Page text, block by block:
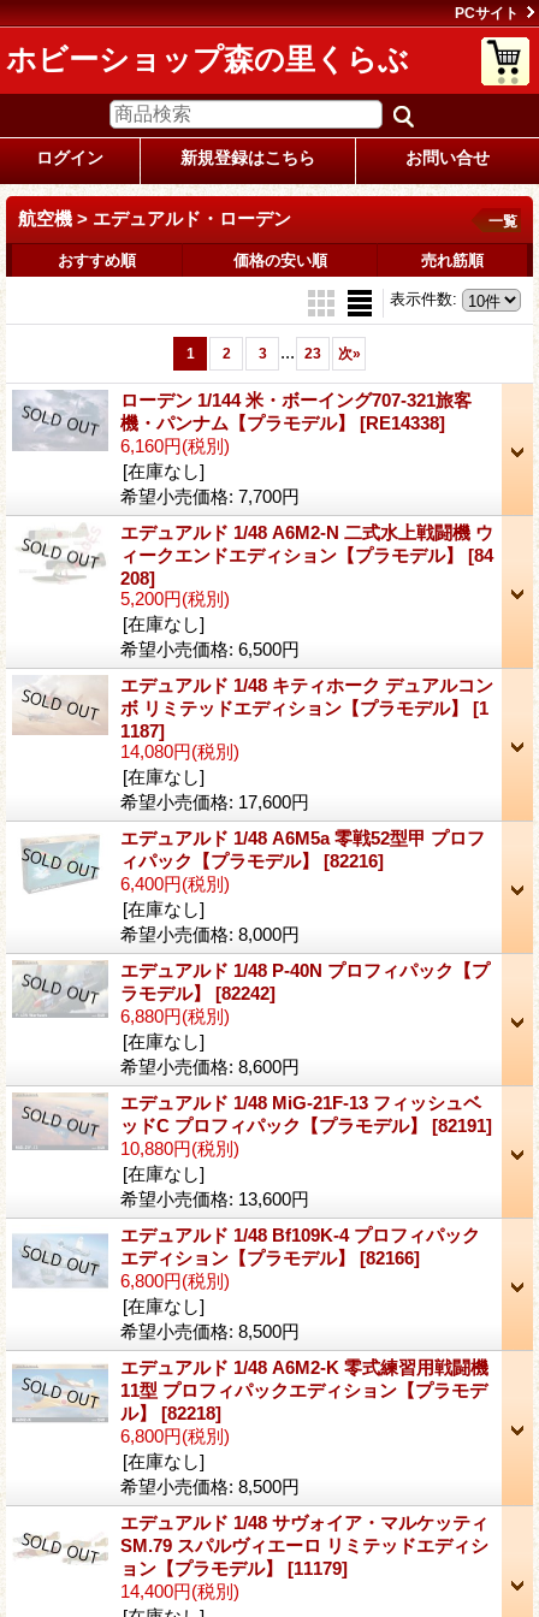
PCサイト
ホビーショップ森の里くらぶ
ログイン 新規登録はこちら お問い合せ
航空機 > エデュアルド・ローデン 一覧
おすすめ順 価格の安い順 売れ筋順
表示件数:
1 2 3 ... 23 次»
ローデン 1/144 米・ボーイング707-321旅客
機・パンナム【プラモデル】 [RE14338]
6,160円(税別)
[在庫なし]
希望小売価格: 7,700円
エデュアルド 1/48 A6M2-N 二式水上戦闘機 ウ
ィークエンドエディション【プラモデル】 [84
208]
5,200円(税別)
[在庫なし]
希望小売価格: 6,500円
エデュアルド 1/48 キティホーク デュアルコン
ボ リミテッドエディション【プラモデル】 [1
1187]
14,080円(税別)
[在庫なし]
希望小売価格: 17,600円
エデュアルド 1/48 A6M5a 零戦52型甲 プロフ
ィパック【プラモデル】 [82216]
6,400円(税別)
[在庫なし]
希望小売価格: 8,000円
エデュアルド 1/48 P-40N プロフィパック【プ
ラモデル】 [82242]
6,880円(税別)
[在庫なし]
希望小売価格: 8,600円
エデュアルド 1/48 MiG-21F-13 フィッシュベ
ッドC プロフィパック【プラモデル】 [82191]
10,880円(税別)
[在庫なし]
希望小売価格: 13,600円
エデュアルド 1/48 Bf109K-4 プロフィパック
エディション【プラモデル】 [82166]
6,800円(税別)
[在庫なし]
希望小売価格: 8,500円
エデュアルド 1/48 A6M2-K 零式練習用戦闘機
11型 プロフィパックエディション【プラモデ
ル】 [82218]
6,800円(税別)
[在庫なし]
希望小売価格: 8,500円
エデュアルド 1/48 サヴォイア・マルケッティ
SM.79 スパルヴィエーロ リミテッドエディシ
ョン【プラモデル】 [11179]
14,400円(税別)